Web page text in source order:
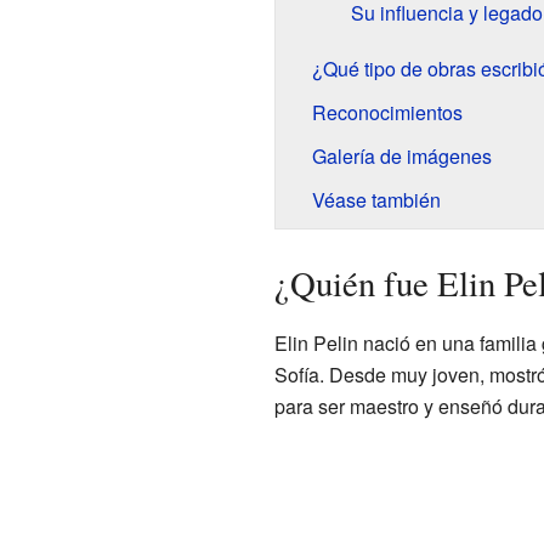
Su influencia y legado
¿Qué tipo de obras
Reconocimientos
Galería de imágenes
Véase también
¿Quién fue Elin
Elin Pelin nació en una
Sofía. Desde muy joven,
para ser maestro y enseñó